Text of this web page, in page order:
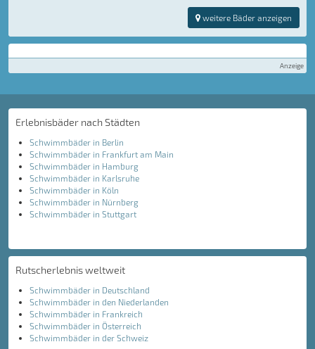
weitere Bäder anzeigen
Anzeige
Erlebnisbäder nach Städten
Schwimmbäder in Berlin
Schwimmbäder in Frankfurt am Main
Schwimmbäder in Hamburg
Schwimmbäder in Karlsruhe
Schwimmbäder in Köln
Schwimmbäder in Nürnberg
Schwimmbäder in Stuttgart
Rutscherlebnis weltweit
Schwimmbäder in Deutschland
Schwimmbäder in den Niederlanden
Schwimmbäder in Frankreich
Schwimmbäder in Österreich
Schwimmbäder in der Schweiz